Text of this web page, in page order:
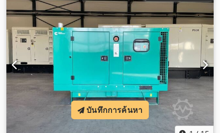
บันทึกการค้นหา